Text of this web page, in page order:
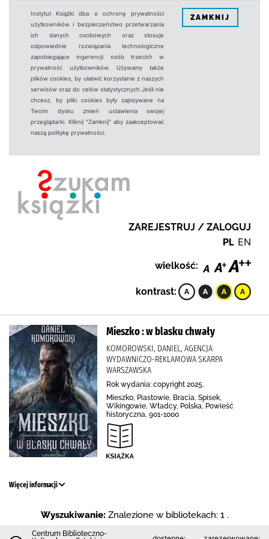
Instytut Książki dba o ochronę prywatności
użytkowników i bezpieczeństwo przetwarzania
ich danych osobowych oraz stosuje
odpowiednie rozwiązania technologiczne
zapobiegające ingerencji osób trzecich w
prywatność użytkowników. Używamy także
plików cookies, by ułatwić korzystanie z naszych
serwisów oraz do celów statystycznych.Jeśli nie
chcesz, by pliki cookies były zapisywane na
Twoim dysku zmień ustawienia swojej
przeglądarki. Kliknij "Zamknij" aby zaakceptować
naszą politykę prywatności.
ZAMKNIJ
ZAREJESTRUJ / ZALOGUJ
PL EN
wielkość:
kontrast:
Mieszko : w blasku chwały
KOMOROWSKI, DANIEL, AGENCJA
WYDAWNICZO-REKLAMOWA SKARPA
WARSZAWSKA
Rok wydania: copyright 2025.
Mieszko, Piastowie, Bracia, Spisek,
Wikingowie, Władcy, Polska, Powieść
historyczna, 901-1000
Więcej informacji
Wyszukiwanie: Znalezione w bibliotekach: 1 .
Centrum Biblioteczno-